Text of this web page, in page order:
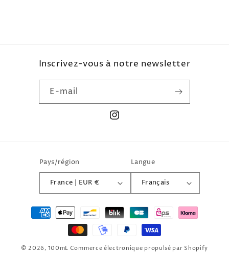
Inscrivez-vous à notre newsletter
E-mail
Instagram
Pays/région
France | EUR €
Langue
Français
Moyens
© 2026, 100mL Commerce électronique propulsé par Shopify